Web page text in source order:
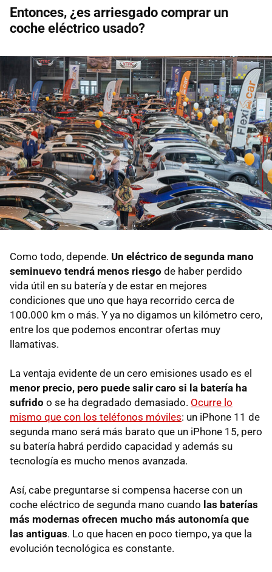
Entonces, ¿es arriesgado comprar un
coche eléctrico usado?
Como todo, depende. Un eléctrico de segunda mano
seminuevo tendrá menos riesgo de haber perdido
vida útil en su batería y de estar en mejores
condiciones que uno que haya recorrido cerca de
100.000 km o más. Y ya no digamos un kilómetro cero,
entre los que podemos encontrar ofertas muy
llamativas.
La ventaja evidente de un cero emisiones usado es el
menor precio, pero puede salir caro si la batería ha
sufrido o se ha degradado demasiado. Ocurre lo
mismo que con los teléfonos móviles: un iPhone 11 de
segunda mano será más barato que un iPhone 15, pero
su batería habrá perdido capacidad y además su
tecnología es mucho menos avanzada.
Así, cabe preguntarse si compensa hacerse con un
coche eléctrico de segunda mano cuando las baterías
más modernas ofrecen mucho más autonomía que
las antiguas. Lo que hacen en poco tiempo, ya que la
evolución tecnológica es constante.